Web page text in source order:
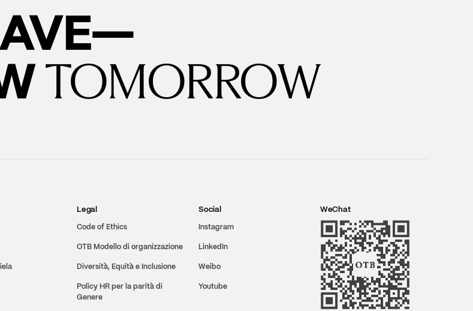
TOMORROW
Legal
Code of Ethics
OTB Modello di organizzazione
Diversità, Equità e Inclusione
Policy HR per la parità di
Genere
Social
Instagram
LinkedIn
Weibo
Youtube
WeChat